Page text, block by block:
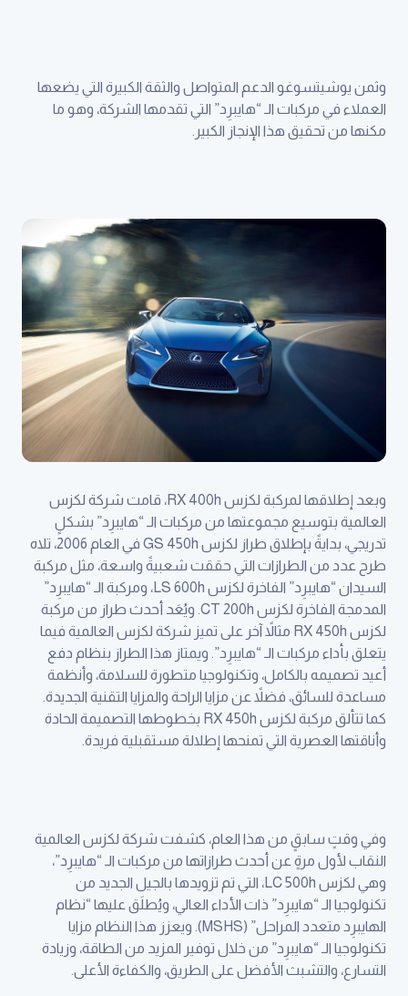
وثمن يوشيتسوغو الدعم المتواصل والثقة الكبيرة التي يضعها
العملاء في مركبات الـ “هايبرِد” التي تقدمها الشركة، وهو ما
مكنها من تحقيق هذا الإنجاز الكبير.
وبعد إطلاقها لمركبة لكزس RX 400h، قامت شركة لكزس
العالمية بتوسيع مجموعتها من مركبات الـ “هايبرِد” بشكلٍ
تدريجي، بدايةً بإطلاق طراز لكزس GS 450h في العام 2006، تلاه
طرح عدد من الطرازات التي حققت شعبيةً واسعة، مثل مركبة
السيدان “هايبرِد” الفاخرة لكزس LS 600h، ومركبة الـ “هايبرِد”
المدمجة الفاخرة لكزس CT 200h. ويُعَد أحدث طراز من مركبة
لكزس RX 450h مثالاً آخر على تميز شركة لكزس العالمية فيما
يتعلق بأداء مركبات الـ “هايبرِد”. ويمتاز هذا الطراز بنظام دفع
أعيد تصميمه بالكامل، وتكنولوجيا متطورة للسلامة، وأنظمة
مساعدة للسائق، فضلاً عن مزايا الراحة والمزايا التقنية الجديدة.
كما تتألق مركبة لكزس RX 450h بخطوطها التصميمة الحادة
وأناقتها العصرية التي تمنحها إطلالة مستقبلية فريدة.
وفي وقتٍ سابقٍ من هذا العام، كشفت شركة لكزس العالمية
النقاب لأول مرةٍ عن أحدث طرازاتها من مركبات الـ “هايبرِد”،
وهي لكزس LC 500h، التي تم تزويدها بالجيل الجديد من
تكنولوجيا الـ “هايبرِد” ذات الأداء العالي، ويُطلَق عليها “نظام
الهايبرِد متعدد المراحل” (MSHS). ويعزز هذا النظام مزايا
تكنولوجيا الـ “هايبرِد” من خلال توفير المزيد من الطاقة، وزيادة
التسارع، والتشبث الأفضل على الطريق، والكفاءة الأعلى.